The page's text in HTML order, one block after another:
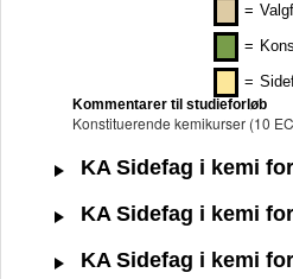
=
=
=
Kommentarer til studieforløb
Konstituerende kemikurser (10
KA Sidefag i kemi
KA Sidefag i kemi
KA Sidefag i kemi